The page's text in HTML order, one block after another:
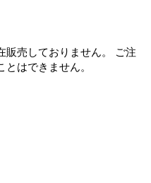
販売しておりません。 ご注
はできません。